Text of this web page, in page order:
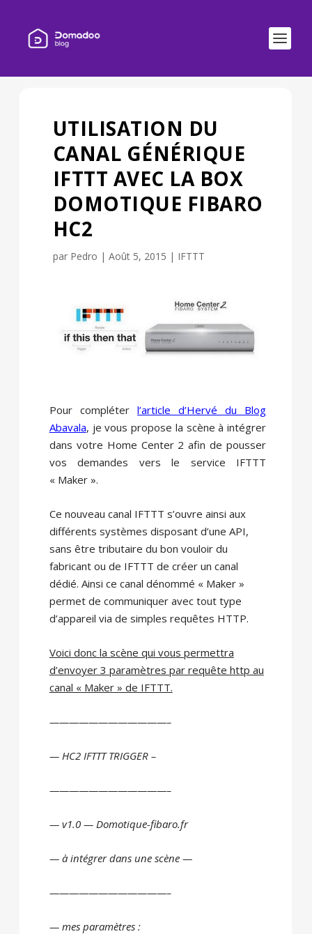
UTILISATION DU
CANAL GÉNÉRIQUE
IFTTT AVEC LA BOX
DOMOTIQUE FIBARO
HC2
par Pedro | Août 5, 2015 | IFTTT
Pour compléter l’article d’Hervé du Blog
Abavala, je vous propose la scène à intégrer
dans votre Home Center 2 afin de pousser
vos demandes vers le service IFTTT
« Maker ».
Ce nouveau canal IFTTT s’ouvre ainsi aux
différents systèmes disposant d’une API,
sans être tributaire du bon vouloir du
fabricant ou de IFTTT de créer un canal
dédié. Ainsi ce canal dénommé « Maker »
permet de communiquer avec tout type
d’appareil via de simples requêtes HTTP.
Voici donc la scène qui vous permettra
d’envoyer 3 paramètres par requête http au
canal « Maker » de IFTTT.
————————————–
— HC2 IFTTT TRIGGER –
————————————–
— v1.0 — Domotique-fibaro.fr
— à intégrer dans une scène —
————————————–
— mes paramètres :